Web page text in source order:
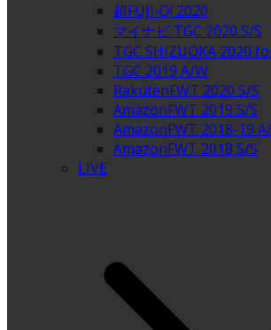
超FUJI-Q! 2020
マイナビ TGC 2020 S/S
TGC SHIZUOKA 2020
TGC 2019 A/W
RakutenFWT 2020 S/S
AmazonFWT 2019 S/S
AmazonFWT 2018-19
AmazonFWT 2018 S/S
LIVE